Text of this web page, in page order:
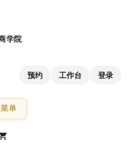
预约 工作台 登录
菜单